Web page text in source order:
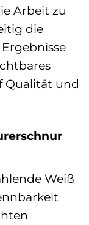
Arbeit zu
die
Qualität und
Weiß